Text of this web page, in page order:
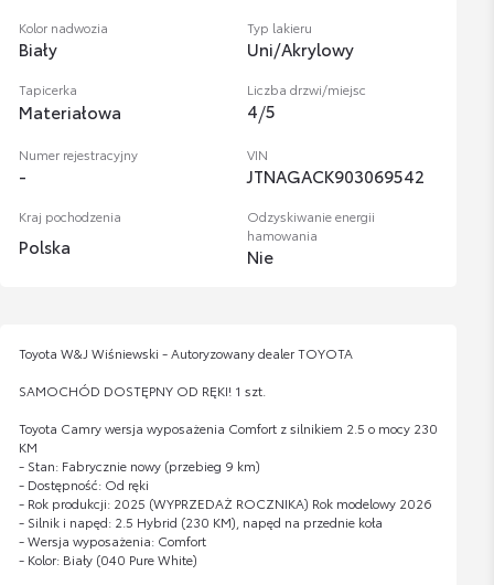
Kolor nadwozia
Biały
Typ lakieru
Uni/Akrylowy
Tapicerka
Materiałowa
Liczba drzwi/miejsc
4/5
Numer rejestracyjny
-
VIN
JTNAGACK903069542
Kraj pochodzenia
Polska
Odzyskiwanie energii
hamowania
Nie
Toyota W&J Wiśniewski - Autoryzowany dealer TOYOTA
SAMOCHÓD DOSTĘPNY OD RĘKI! 1 szt.
Toyota Camry wersja wyposażenia Comfort z silnikiem 2.5 o mocy 230
KM
- Stan: Fabrycznie nowy (przebieg 9 km)
- Dostępność: Od ręki
- Rok produkcji: 2025 (WYPRZEDAŻ ROCZNIKA) Rok modelowy 2026
- Silnik i napęd: 2.5 Hybrid (230 KM), napęd na przednie koła
- Wersja wyposażenia: Comfort
- Kolor: Biały (040 Pure White)